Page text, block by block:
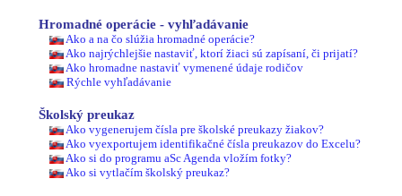
Hromadné operácie - vyhľadávanie
Ako a na čo slúžia hromadné operácie?
Ako najrýchlejšie nastaviť, ktorí žiaci sú zapísaní, či prijatí?
Ako hromadne nastaviť vymenené údaje rodičov
Rýchle vyhľadávanie
Školský preukaz
Ako vygenerujem čísla pre školské preukazy žiakov?
Ako vyexportujem identifikačné čísla preukazov do Excelu?
Ako si do programu aSc Agenda vložím fotky?
Ako si vytlačím školský preukaz?